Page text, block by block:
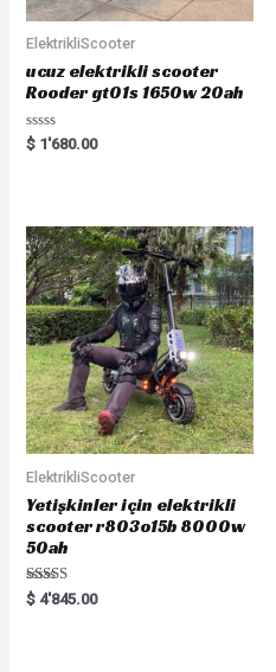
ElektrikliScooter
ucuz elektrikli scooter
Rooder gt01s 1650w 20ah
Rated
0
$ 1'680.00
ElektrikliScooter
Yetişkinler için elektrikli
scooter r803o15b 8000w
50ah
Rated
5.00
$ 4'845.00